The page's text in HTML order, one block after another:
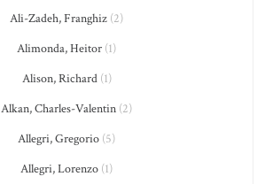
Ali-Zadeh, Franghiz (2)
Alimonda, Heitor (1)
Alison, Richard(1)
Alkan, Charles-Valentin (2)
Allegri, Gregorio (5)
Allegri, Lorenzo (1)